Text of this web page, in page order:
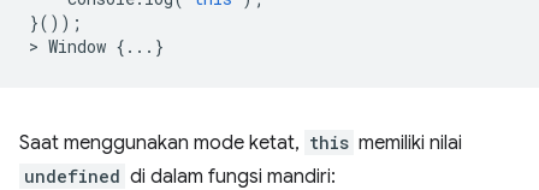
}());
> Window {...}
Saat menggunakan mode ketat, this memiliki nilai
undefined di dalam fungsi mandiri: